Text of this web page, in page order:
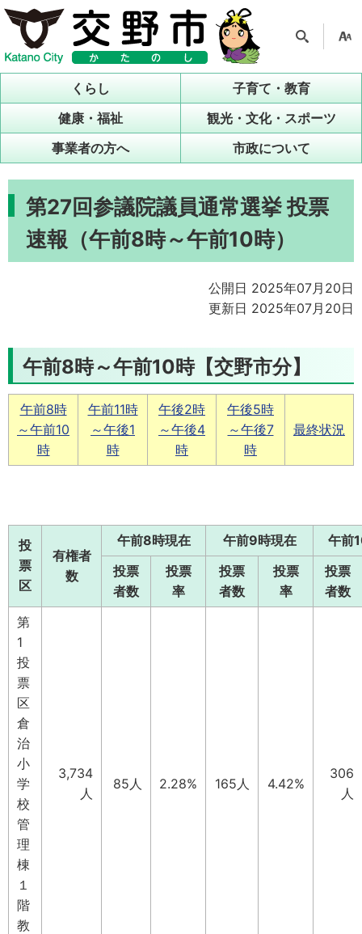
ル
くらし
子育て・教育
健康・福祉
観光・文化・スポーツ
事業者の方へ
市政について
第27回参議院議員通常選挙 投票
速報（午前8時～午前10時）
公開日 2025年07月20日
更新日 2025年07月20日
午前8時～午前10時【交野市分】
午前8時
～午前10
時
午前11時
～午後1
時
午後2時
～午後4
時
午後5時
～午後7
時
最終状況
投
票
区
有権者
数
午前8時現在 午前9時現在
午前
投票
者数
投票
率
投票
者数
投票
率
投票
者数
第
1
投
票
区
倉
治
小
学
校
管
理
棟
１
階
教
3,734
人
85人 2.28% 165人 4.42%
306
人